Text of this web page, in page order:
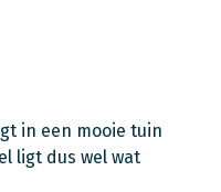
in een mooie tuin
ligt dus wel wat